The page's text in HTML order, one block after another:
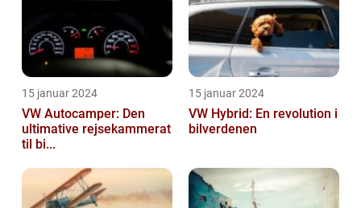
15 januar 2024
VW Autocamper: Den
ultimative rejsekammerat
til bi...
15 januar 2024
VW Hybrid: En revolution i
bilverdenen